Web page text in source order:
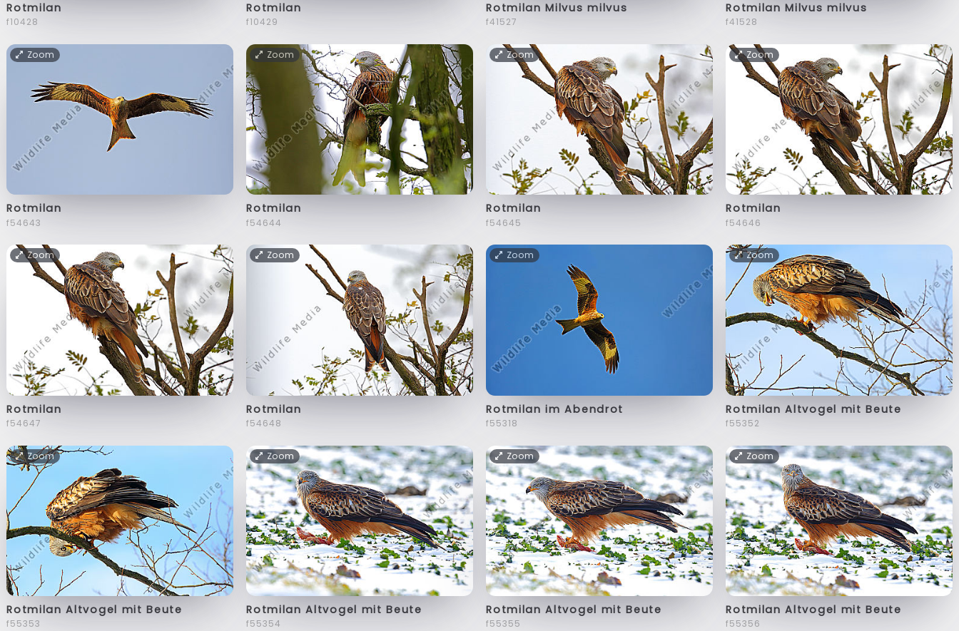
Rotmilan
f10428
Rotmilan
f10429
Rotmilan Milvus milvus
f41527
Rotmilan Milvus milvus
f41528
Zoom
Rotmilan
f54643
Zoom
Rotmilan
f54644
Zoom
Rotmilan
f54645
Zoom
Rotmilan
f54646
Zoom
Rotmilan
f54647
Zoom
Rotmilan
f54648
Zoom
Rotmilan im Abendrot
f55318
Zoom
Rotmilan Altvogel mit Beute
f55352
Zoom
Rotmilan Altvogel mit Beute
f55353
Zoom
Rotmilan Altvogel mit Beute
f55354
Zoom
Rotmilan Altvogel mit Beute
f55355
Zoom
Rotmilan Altvogel mit Beute
f55356